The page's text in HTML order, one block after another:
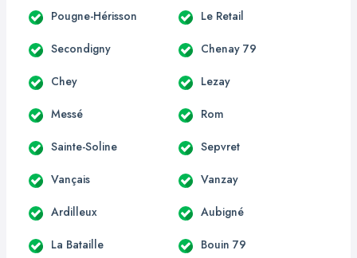
Pougne-Hérisson Le Retail
Secondigny Chenay 79
Chey Lezay
Messé Rom
Sainte-Soline Sepvret
Vançais Vanzay
Ardilleux Aubigné
La Bataille Bouin 79